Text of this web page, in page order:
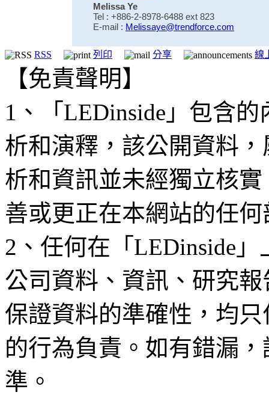
Melissa Ye
Tel : +886-2-8978-6488 ext 823
E-mail : Melissaye@trendforce.com
RSS 列印 分享 線
【免責聲明】
1、「LEDinside」包含
析和演釋，該公開資料
析和資訊並未經獨立核
善或更正在本網站的任
2、任何在「LEDinside
公司資料、資訊、研究
保證資料的準確性，均
的行為負責。如有錯漏
準。